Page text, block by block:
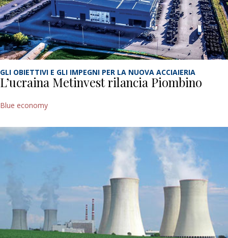
GLI OBIETTIVI E GLI IMPEGNI PER LA NUOVA ACCIAIERIA
L’ucraina Metinvest rilancia Piombino
Blue economy